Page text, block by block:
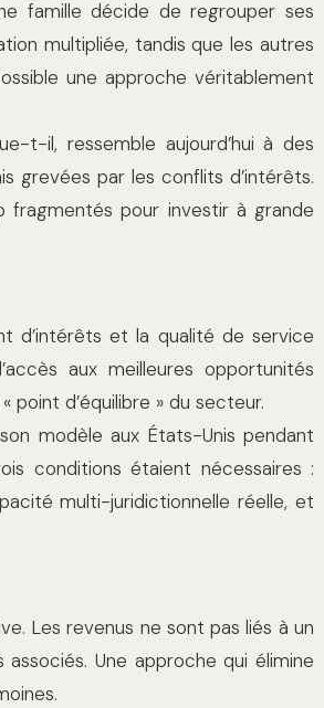
famille décide de regrouper ses
multipliée, tandis que les autres
une approche véritablement
t-il, ressemble aujourd’hui à des
grevées par les conflits d’intérêts.
fragmentés pour investir à grande
d’intérêts et la qualité de service
aux meilleures opportunités
point d’équilibre » du secteur.
modèle aux États-Unis pendant
conditions étaient nécessaires :
multi-juridictionnelle réelle, et
Les revenus ne sont pas liés à un
Une approche qui élimine